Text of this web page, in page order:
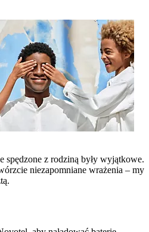
spędzone z rodziną były wyjątkowe.
niezapomniane wrażenia – my